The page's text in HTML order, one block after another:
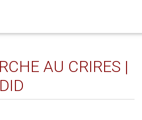
AU CRIRES |